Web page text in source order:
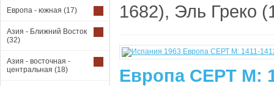
Европа - южная (17)
Азия - Ближний Восток
(32)
Азия - восточная -
центральная (18)
1682), Эль Греко
Европа СЕРТ М: